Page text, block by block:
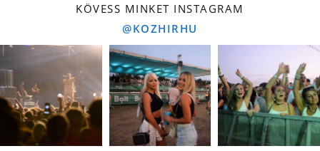
KÖVESS MINKET INSTAGRAM
@KOZHIRHU